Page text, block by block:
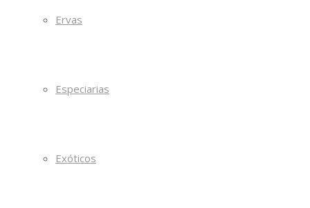
Ervas
Especiarias
Exóticos